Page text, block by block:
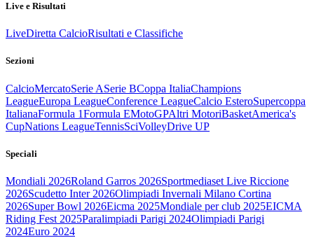
Live e Risultati
LiveDiretta CalcioRisultati e Classifiche
Sezioni
CalcioMercatoSerie ASerie BCoppa ItaliaChampions
LeagueEuropa LeagueConference LeagueCalcio EsteroSupercoppa
ItalianaFormula 1Formula EMotoGPAltri MotoriBasketAmerica's
CupNations LeagueTennisSciVolleyDrive UP
Speciali
Mondiali 2026Roland Garros 2026Sportmediaset Live Riccione
2026Scudetto Inter 2026Olimpiadi Invernali Milano Cortina
2026Super Bowl 2026Eicma 2025Mondiale per club 2025EICMA
Riding Fest 2025Paralimpiadi Parigi 2024Olimpiadi Parigi
2024Euro 2024